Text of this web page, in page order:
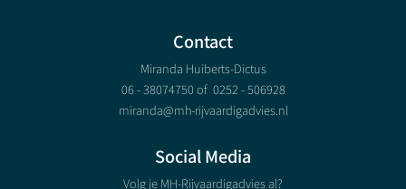
Contact
Miranda Huiberts-Dictus
06 - 38074750 of 0252 - 506928
miranda@mh-rijvaardigadvies.nl
Social Media
Volg je MH-Rijvaardigadvies al?